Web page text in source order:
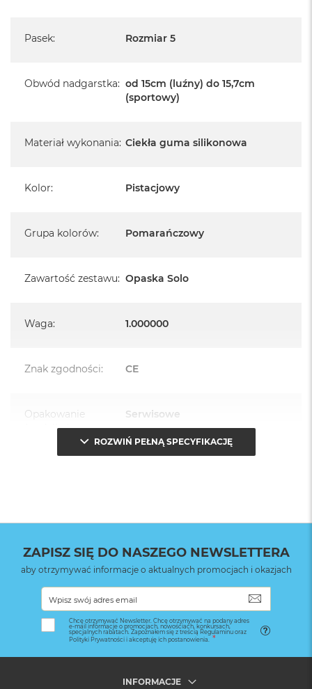
Pasek: Rozmiar 5
Obwód nadgarstka: od 15cm (luźny) do 15,7cm
(sportowy)
Materiał wykonania: Ciekła guma silikonowa
Kolor: Pistacjowy
Grupa kolorów: Pomarańczowy
Zawartość zestawu: Opaska Solo
Waga: 1.000000
Znak zgodności: CE
Opakowanie
(pudełko):
Serwisowe
ROZWIŃ PEŁNĄ SPECYFIKACJĘ
ZAPISZ SIĘ DO NASZEGO NEWSLETTERA
aby otrzymywać informacje o aktualnych promocjach i okazjach
Chcę otrzymywać Newsletter. Chcę otrzymywać na podany adres
e-mail informacje o promocjach, nowościach, konkursach,
specjalnych rabatach. Zapoznałem się z treścią Regulaminu oraz
Polityki Prywatności i akceptuję ich postanowienia.
INFORMACJE